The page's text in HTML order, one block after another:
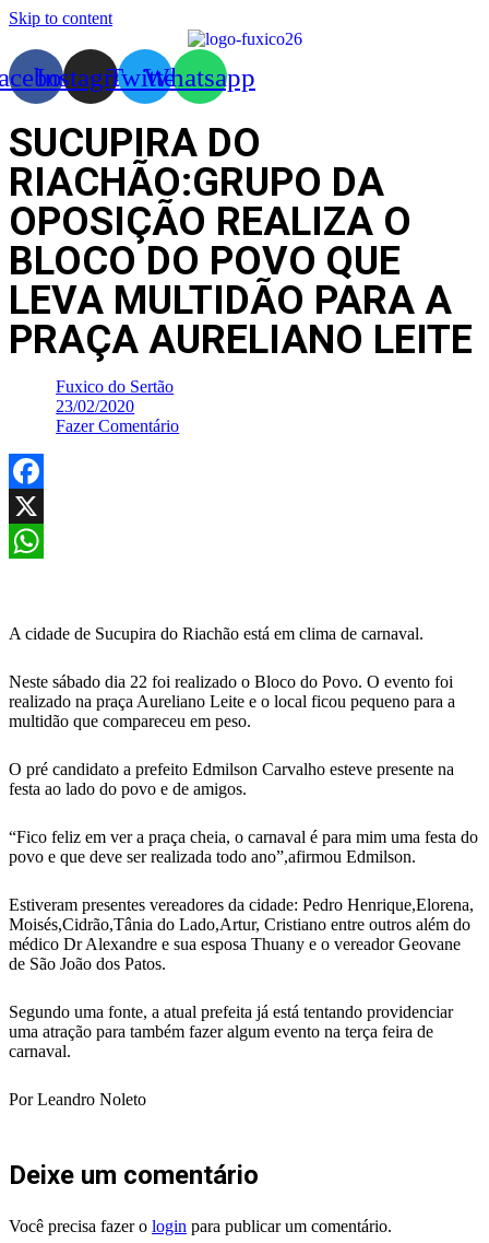
Skip to content
InstagramTwitterWhatsapp
SUCUPIRA DO
RIACHÃO:GRUPO DA
OPOSIÇÃO REALIZA O
BLOCO DO POVO QUE
LEVA MULTIDÃO PARA A
PRAÇA AURELIANO LEITE
Fuxico do Sertão
23/02/2020
Fazer Comentário
Facebook
X
A cidade de Sucupira do Riachão está em clima de carnaval.
Neste sábado dia 22 foi realizado o Bloco do Povo. O evento foi
realizado na praça Aureliano Leite e o local ficou pequeno para a
multidão que compareceu em peso.
O pré candidato a prefeito Edmilson Carvalho esteve presente na
festa ao lado do povo e de amigos.
“Fico feliz em ver a praça cheia, o carnaval é para mim uma festa do
povo e que deve ser realizada todo ano”,afirmou Edmilson.
Estiveram presentes vereadores da cidade: Pedro Henrique,Elorena,
Moisés,Cidrão,Tânia do Lado,Artur, Cristiano entre outros além do
médico Dr Alexandre e sua esposa Thuany e o vereador Geovane
de São João dos Patos.
Segundo uma fonte, a atual prefeita já está tentando providenciar
uma atração para também fazer algum evento na terça feira de
carnaval.
Por Leandro Noleto
Deixe um comentário
Você precisa fazer o login para publicar um comentário.